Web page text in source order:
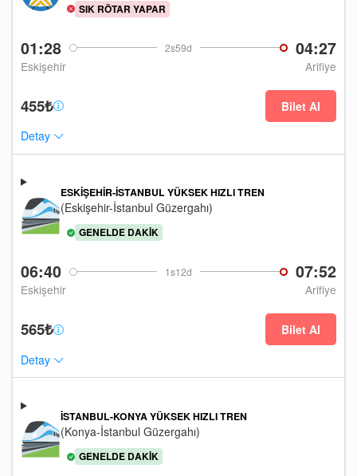
01:28 2s59d 04:27
Eskişehir Arifiye
SIK RÖTAR YAPAR
455₺
Bilet Al
Detay
06:40 1s12d 07:52
Eskişehir Arifiye
ESKIŞEHIR-İSTANBUL YÜKSEK HIZLI TREN
(Eskişehir-İstanbul Güzergahı)
GENELDE DAKIK
565₺
Bilet Al
Detay
İSTANBUL-KONYA YÜKSEK HIZLI TREN
(Konya-İstanbul Güzergahı)
GENELDE DAKIK